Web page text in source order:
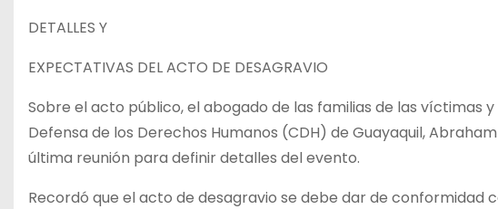
DETALLES Y
EXPECTATIVAS DEL ACTO DE DESAGRAVIO
Sobre el acto público, el abogado de las familias de las
Defensa de los Derechos Humanos (CDH) de Guayaquil,
última reunión para definir detalles del evento.
Recordó que el acto de desagravio se debe dar de conformidad